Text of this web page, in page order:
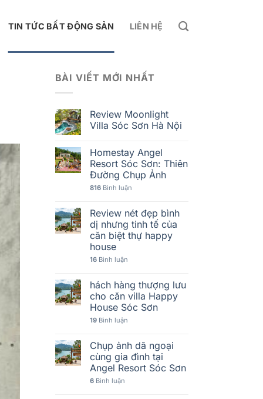
TIN TỨC BẤT ĐỘNG SẢN LIÊN HỆ
BÀI VIẾT MỚI NHẤT
Review Moonlight
Villa Sóc Sơn Hà Nội
Homestay Angel
Resort Sóc Sơn: Thiên
Đường Chụp Ảnh
816Bình luận
Review nét đẹp bình
dị nhưng tinh tế của
căn biệt thự happy
house
16Bình luận
hách hàng thượng lưu
cho căn villa Happy
House Sóc Sơn
19Bình luận
Chụp ảnh dã ngoại
cùng gia đình tại
Angel Resort Sóc Sơn
6Bình luận